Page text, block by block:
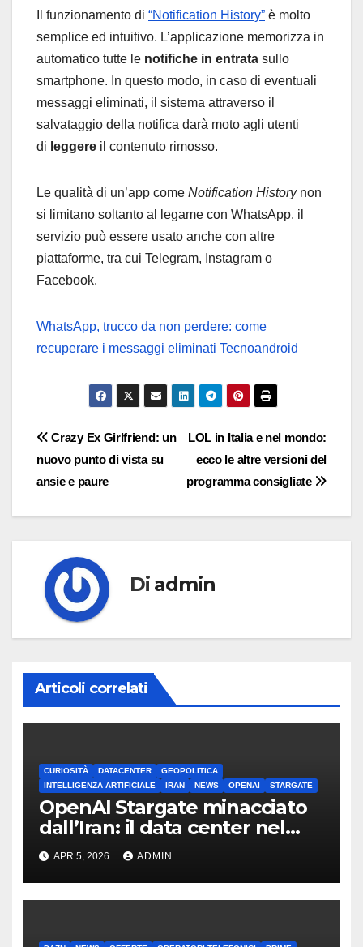
Il funzionamento di “Notification History” è molto
semplice ed intuitivo. L’applicazione memorizza in
automatico tutte le notifiche in entrata sullo
smartphone. In questo modo, in caso di eventuali
messaggi eliminati, il sistema attraverso il
salvataggio della notifica darà moto agli utenti
di leggere il contenuto rimosso.
Le qualità di un’app come Notification History non
si limitano soltanto al legame con WhatsApp. il
servizio può essere usato anche con altre
piattaforme, tra cui Telegram, Instagram o
Facebook.
WhatsApp, trucco da non perdere: come
recuperare i messaggi eliminati Tecnoandroid
Navigazione
articoli
LOL in Italia e nel mondo:
ecco le altre versioni del
programma consigliate
Crazy Ex Girlfriend: un
nuovo punto di vista su
ansie e paure
Di admin
Articoli correlati
CURIOSITÀ DATACENTER
GEOPOLITICA
INTELLIGENZA ARTIFICIALE
IRAN NEWS OPENAI STARGATE
OpenAI Stargate minacciato
dall’Iran: il data center nel
mirino
APR 5, 2026 ADMIN